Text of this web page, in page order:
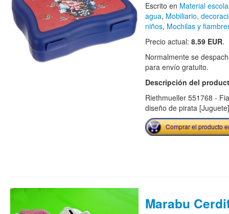
Escrito en Material
agua, Mobiliario,
niños, Mochilas y
Precio actual: 8.59 EUR.
Normalmente se
para envío gratuito.
Descripción del
Riethmueller 551768 -
diseño de pirata [Juguete]
Comprar el producto
Marabu